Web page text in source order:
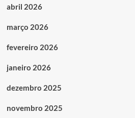
abril 2026
março 2026
fevereiro 2026
janeiro 2026
dezembro 2025
novembro 2025